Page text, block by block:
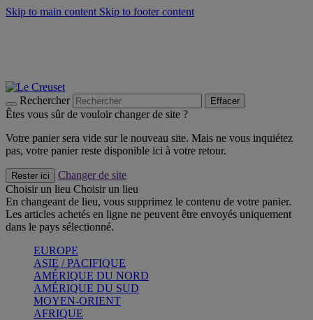
Skip to main content Skip to footer content
Rechercher Effacer
Êtes vous sûr de vouloir changer de site ?
Votre panier sera vide sur le nouveau site. Mais ne vous inquiétez
pas, votre panier reste disponible ici à votre retour.
Rester ici
Changer de site
Choisir un lieu Choisir un lieu
En changeant de lieu, vous supprimez le contenu de votre panier.
Les articles achetés en ligne ne peuvent être envoyés uniquement
dans le pays sélectionné.
EUROPE
ASIE / PACIFIQUE
AMÉRIQUE DU NORD
AMÉRIQUE DU SUD
MOYEN-ORIENT
AFRIQUE